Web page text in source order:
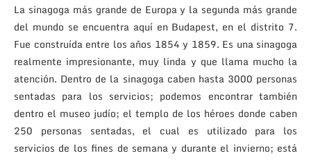
La sinagoga más grande de Europa y la segunda más grande
del mundo se encuentra aquí en Budapest, en el distrito 7.
Fue construída entre los años 1854 y 1859. Es una sinagoga
realmente impresionante, muy linda y que llama mucho la
atención. Dentro de la sinagoga caben hasta 3000 personas
sentadas para los servicios; podemos encontrar también
dentro el museo judío; el templo de los héroes donde caben
250 personas sentadas, el cual es utilizado para los
servicios de los fines de semana y durante el invierno; está